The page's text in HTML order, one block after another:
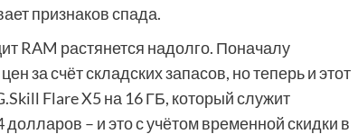
признаков спада.
RAM растянется надолго. Поначалу
за счёт складских запасов, но теперь и этот
Flare X5 на 16 ГБ, который служит
– и это с учётом временной скидки в